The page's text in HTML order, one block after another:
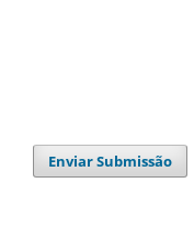
Enviar Submissão